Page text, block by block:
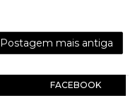
Postagem mais antiga
FACEBOOK